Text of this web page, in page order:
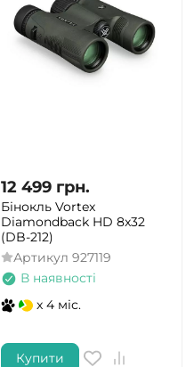
12 499 грн.
Бінокль Vortex
Diamondback HD 8x32
(DB-212)
Артикул 927119
В наявності
x 4 міс.
Купити